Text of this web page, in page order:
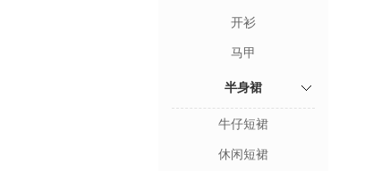
开衫
马甲
半身裙
牛仔短裙
休闲短裙